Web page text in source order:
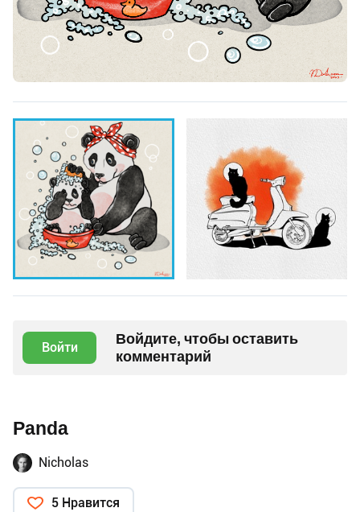
Войти
Войдите, чтобы оставить
комментарий
Panda
Nicholas
5 Нравится